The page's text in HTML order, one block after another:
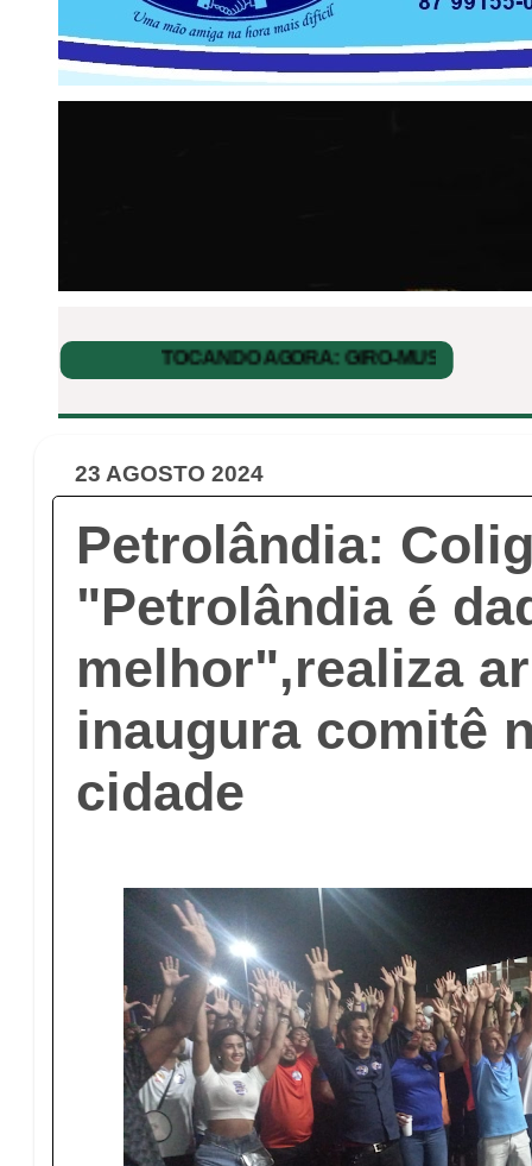
23 AGOSTO 2024
Petrolândia:
"Petrolândia é
melhor",realiza
inaugura comitê
cidade